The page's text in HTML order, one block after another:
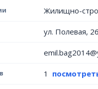
Жилищно-
ул. Полевая,
1